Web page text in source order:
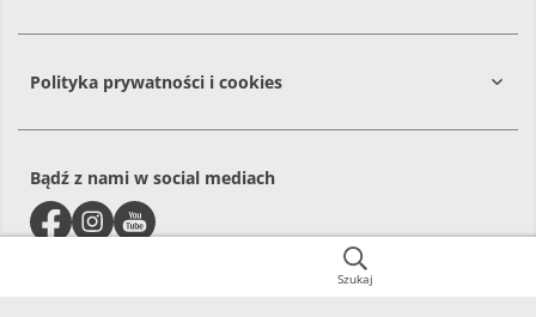
Szukaj
Polityka prywatności i cookies
Bądź z nami w social mediach